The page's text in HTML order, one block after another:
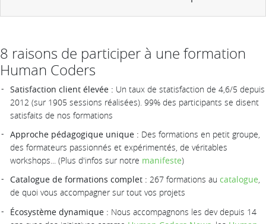
8 raisons de participer à une formation
Human Coders
Satisfaction client élevée : Un taux de statisfaction de 4,6/5 depuis
2012 (sur 1905 sessions réalisées). 99% des participants se disent
satisfaits de nos formations
Approche pédagogique unique : Des formations en petit groupe,
des formateurs passionnés et expérimentés, de véritables
workshops... (Plus d'infos sur notre manifeste)
Catalogue de formations complet : 267 formations au catalogue,
de quoi vous accompagner sur tout vos projets
Écosystème dynamique : Nous accompagnons les dev depuis 14